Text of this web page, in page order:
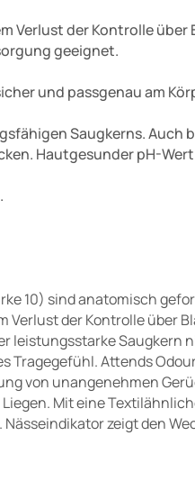
Verlust der Kontrolle
geeignet.
und passgenau am
Saugkerns. Auch
Hautgesunder pH-
10) sind anatomisch
der Kontrolle über
leistungsstarke Saugkern
Tragegefühl. Attends
von unangenehmen
Mit eine
zeigt den